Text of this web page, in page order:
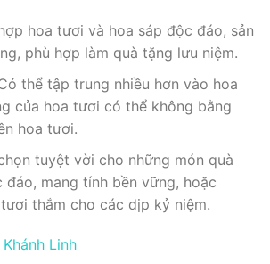
hoa tươi và hoa sáp độc đáo, sản
phù hợp làm quà tặng lưu niệm.
thể tập trung nhiều hơn vào hoa
của hoa tươi có thể không bằng
hoa tươi.
tuyệt vời cho những món quà
mang tính bền vững, hoặc
thắm cho các dịp kỷ niệm.
Linh